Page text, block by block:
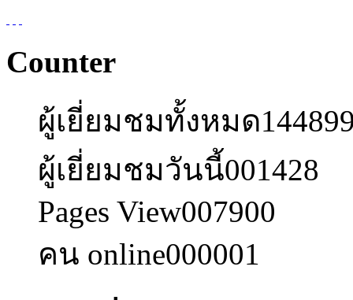
Counter
ผู้เยี่ยมชมทั้งหมด
ผู้เยี่ยมชมวันนี้001428
Pages View007900
คน online000001